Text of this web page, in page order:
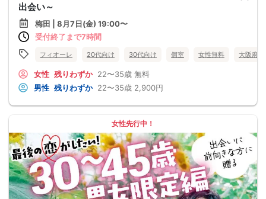
出会い～
梅田 | 8月7日(金) 19:00〜
受付終了まで7時間
フィオーレ 20代向け 30代向け 個室 女性無料 大阪府
女性 残りわずか 22〜35歳 無料
男性 残りわずか 22〜35歳 2,900円
女性先行中！